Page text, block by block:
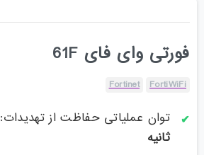
فورتی وای فای 61F
FortiWiFi
Fortinet
توان عملیاتی حفاظت از تهدیدات:
ثانیه